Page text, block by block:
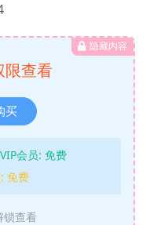
隐藏内容
限查看
买
会员: 免费
免费
锁查看